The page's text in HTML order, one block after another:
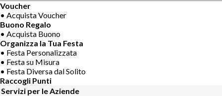
Voucher
• Acquista Voucher
Buono Regalo
• Acquista Buono
Organizza la Tua Festa
• Festa Personalizzata
• Festa su Misura
• Festa Diversa dal Solito
Raccogli Punti
Servizi per le Aziende